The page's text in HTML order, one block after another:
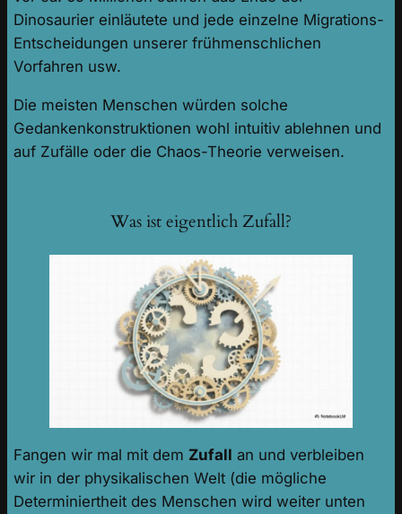
Dinosaurier einläutete und jede einzelne Migrations-
Entscheidungen unserer frühmenschlichen
Vorfahren usw.
Die meisten Menschen würden solche
Gedankenkonstruktionen wohl intuitiv ablehnen und
auf Zufälle oder die Chaos-Theorie verweisen.
Was ist eigentlich Zufall?
Fangen wir mal mit dem Zufall an und verbleiben
wir in der physikalischen Welt (die mögliche
Determiniertheit des Menschen wird weiter unten